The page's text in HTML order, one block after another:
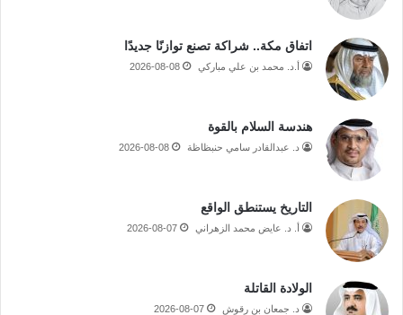
اتفاق مكة.. شراكة تصنع توازنًا جديدًا
أ.د. محمد بن علي مباركي 2026-08-08
هندسة السلام بالقوة
د. عبدالقادر سامي حنبظاظة 2026-08-08
التاريخ يستنطق الواقع
أ. د. عايض محمد الزهراني 2026-08-07
الولادة القاتلة
د. جمعان بن رقوش 2026-08-07